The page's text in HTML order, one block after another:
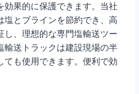
効果的に保護できます。当社
塩とブラインを節約でき、高
し、理想的な専門塩輸送ツー
輸送トラックは建設現場の半
ても使用できます。便利で効